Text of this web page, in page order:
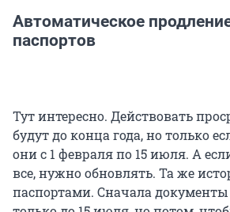
Автоматическое
паспортов
Тут интересно. Действовать
будут до конца года, но только
они с 1 февраля по 15 июля. А
все, нужно обновлять. Та же
паспортами. Сначала